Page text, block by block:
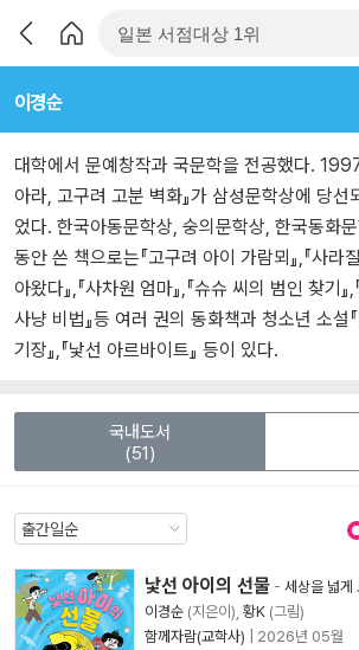
이경순
대학에서 문예창작과 국문학을 전공했다.
아라, 고구려 고분 벽화』가 삼성문학상에 당선
었다. 한국아동문학상, 숭의문학상, 한국동화
동안 쓴 책으로는『고구려 아이 가람뫼』,『사라
아왔다』,『사차원 엄마』,『슈슈 씨의 범인 찾기』,
사냥 비법』등 여러 권의 동화책과 청소년 소설『
기장』,『낯선 아르바이트』 등이 있다.
국내도서
(51)
낯선 아이의 선물 - 세상을 넓게
이경순 (지은이), 황K (그림)
함께자람(교학사)
2026년 05월